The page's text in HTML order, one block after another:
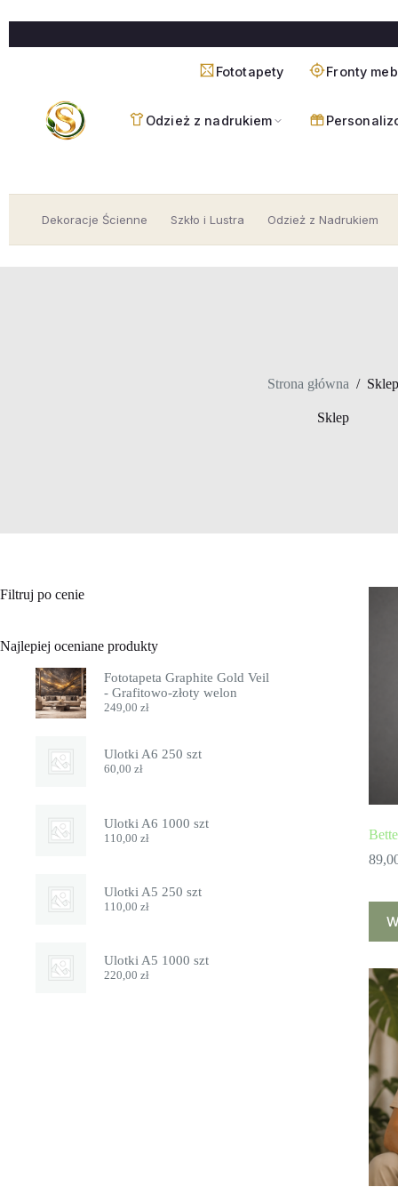
do
Fototapety Fronty
Odzież z nadrukiem
Dekoracje Ścienne Szkło i Lustra Odzież z Nadrukiem
Strona główna / Sklep
Sklep
ma
na
stronie
Filtruj po cenie
Najlepiej oceniane produkty
Fototapeta Graphite Gold Veil
- Grafitowo-złoty welon
249,00zł
Ulotki A6 250 szt
60,00zł
Ulotki A6 1000 szt
110,00zł
Ulotki A5 250 szt
110,00zł
Ulotki A5 1000 szt
220,00zł